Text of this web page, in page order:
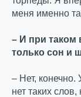
меня именно
– И при таком
только сон и
– Нет, конечно.
нет таких слов,